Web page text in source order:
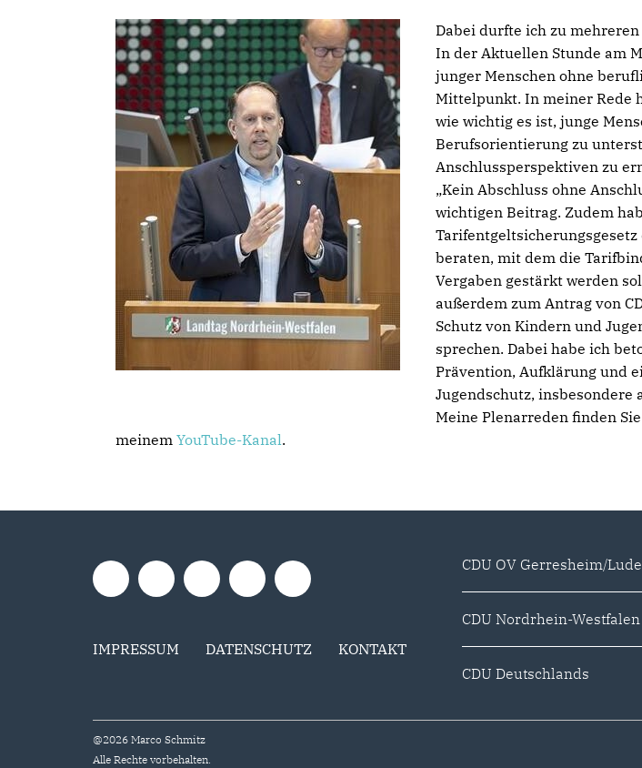
Dabei durfte ich zu
In der Aktuellen Stunde am
junger Menschen ohne
Mittelpunkt. In meiner Rede
wie wichtig es ist, junge
Berufsorientierung zu
Anschlussperspektiven zu
Kein Abschluss ohne
wichtigen Beitrag. Zudem
beraten, mit dem die
Vergaben gestärkt werden
außerdem zum Antrag von
Schutz von Kindern und
sprechen. Dabei habe ich
Prävention, Aufklärung und
Jugendschutz, insbesondere
Meine Plenarreden finden
meinem YouTube-Kanal.
IMPRESSUM DATENSCHUTZ KONTAKT
CDU OV Gerresheim/
CDU Nordrhein-Westfalen
CDU Deutschlands
@2026 Marco Schmitz
Alle Rechte vorbehalten.